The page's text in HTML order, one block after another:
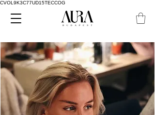
CVOL9K3C77UD15TECCOG